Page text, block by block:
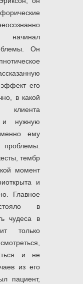
Он
его
в какой
клиента
и нужную
ему
тембр
момент
и
Главное
в
чудеса в
только
и не
из его
пациент,